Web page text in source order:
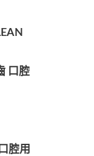
口腔
腔用